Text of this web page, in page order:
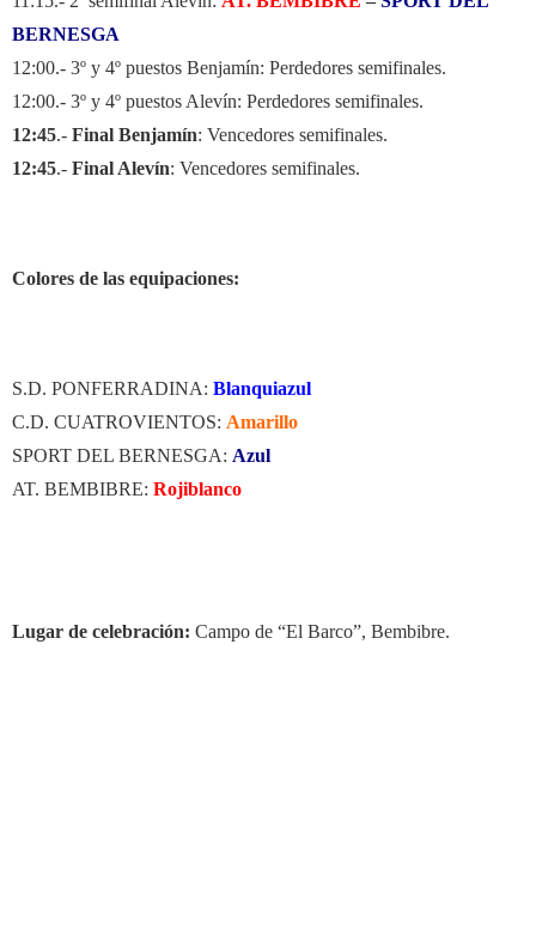
BERNESGA
12:00.- 3º y 4º puestos Benjamín: Perdedores semifinales.
12:00.- 3º y 4º puestos Alevín: Perdedores semifinales.
12:45.- Final Benjamín: Vencedores semifinales.
12:45.- Final Alevín: Vencedores semifinales.
Colores de las equipaciones:
S.D. PONFERRADINA: Blanquiazul
C.D. CUATROVIENTOS: Amarillo
SPORT DEL BERNESGA: Azul
AT. BEMBIBRE: Rojiblanco
Lugar de celebración: Campo de “El Barco”, Bembibre.